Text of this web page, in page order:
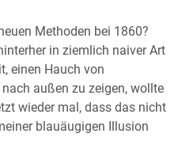
Methoden bei 1860?
in ziemlich naiver Art
einen Hauch von
außen zu zeigen, wollte
wieder mal, dass das nicht
blauäugigen Illusion